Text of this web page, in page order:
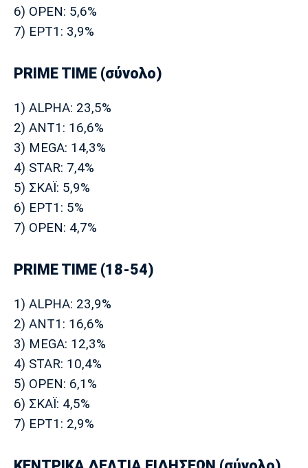
6) OPEN: 5,6%
7) ΕΡΤ1: 3,9%
PRIME TIME (σύνολο)
1) ALPHA: 23,5%
2) ΑΝΤ1: 16,6%
3) MEGA: 14,3%
4) STAR: 7,4%
5) ΣΚΑΪ: 5,9%
6) ΕΡΤ1: 5%
7) OPEN: 4,7%
PRIME TIME (18-54)
1) ALPHA: 23,9%
2) ΑΝΤ1: 16,6%
3) MEGA: 12,3%
4) STAR: 10,4%
5) OPEN: 6,1%
6) ΣΚΑΪ: 4,5%
7) ΕΡΤ1: 2,9%